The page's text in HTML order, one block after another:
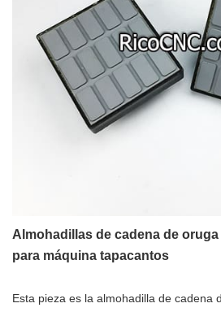
Almohadillas de cadena de oruga
para máquina tapacantos
Esta pieza es la almohadilla de cadena